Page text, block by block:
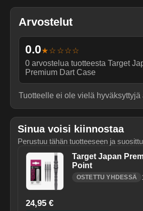
Arvostelut
0.0★☆☆☆☆
0 arvostelua tuotteesta Target
Premium Dart Case
Tuotteelle ei ole vielä hyväksyttyjä
Sinua voisi kiinnostaa
Perustuu tähän tuotteeseen ja
Target Japan
Point
OSTETTU YHDESSÄ
24,95 €